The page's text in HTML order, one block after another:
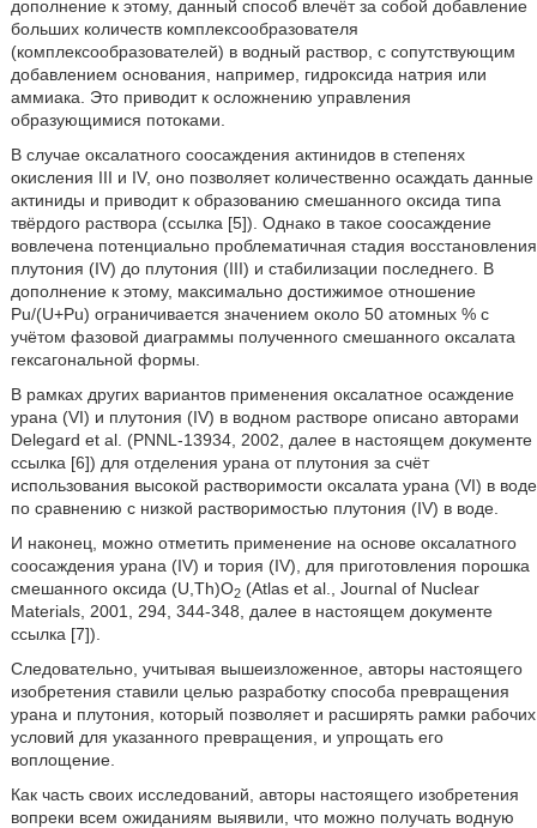
дополнение к этому, данный способ влечёт за собой добавление
больших количеств комплексообразователя
(комплексообразователей) в водный раствор, с сопутствующим
добавлением основания, например, гидроксида натрия или
аммиака. Это приводит к осложнению управления
образующимися потоками.
В случае оксалатного соосаждения актинидов в степенях
окисления III и IV, оно позволяет количественно осаждать данные
актиниды и приводит к образованию смешанного оксида типа
твёрдого раствора (ссылка [5]). Однако в такое соосаждение
вовлечена потенциально проблематичная стадия восстановления
плутония (IV) до плутония (III) и стабилизации последнего. В
дополнение к этому, максимально достижимое отношение
Pu/(U+Pu) ограничивается значением около 50 атомных % с
учётом фазовой диаграммы полученного смешанного оксалата
гексагональной формы.
В рамках других вариантов применения оксалатное осаждение
урана (VI) и плутония (IV) в водном растворе описано авторами
Delegard et al. (PNNL-13934, 2002, далее в настоящем документе
ссылка [6]) для отделения урана от плутония за счёт
использования высокой растворимости оксалата урана (VI) в воде
по сравнению с низкой растворимостью плутония (IV) в воде.
И наконец, можно отметить применение на основе оксалатного
соосаждения урана (IV) и тория (IV), для приготовления порошка
смешанного оксида (U,Th)O2(Atlas et al., Journal of Nuclear
Materials, 2001, 294, 344-348, далее в настоящем документе
ссылка [7]).
Следовательно, учитывая вышеизложенное, авторы настоящего
изобретения ставили целью разработку способа превращения
урана и плутония, который позволяет и расширять рамки рабочих
условий для указанного превращения, и упрощать его
воплощение.
Как часть своих исследований, авторы настоящего изобретения
вопреки всем ожиданиям выявили, что можно получать водную